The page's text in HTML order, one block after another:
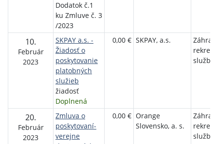
Dodatok č.1
ku Zmluve č. 3
/2023
10.
Február
2023
SKPAY a.s. -
Žiadosť o
poskytovanie
platobných
služieb
žiadosť
Doplnená
0,00 € SKPAY, a.s.
služby
20.
Február
2023
Zmluva o
poskytovaní­
verejne
0,00 € Orange
Slovensko, a. s.
služby